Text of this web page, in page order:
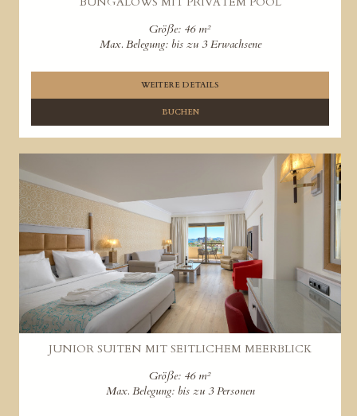
Größe: 46 m²
Max. Belegung: bis zu 3 Erwachsene
WEITERE DETAILS
BUCHEN
JUNIOR SUITEN MIT SEITLICHEM MEERBLICK
Größe: 46 m²
Max. Belegung: bis zu 3 Personen